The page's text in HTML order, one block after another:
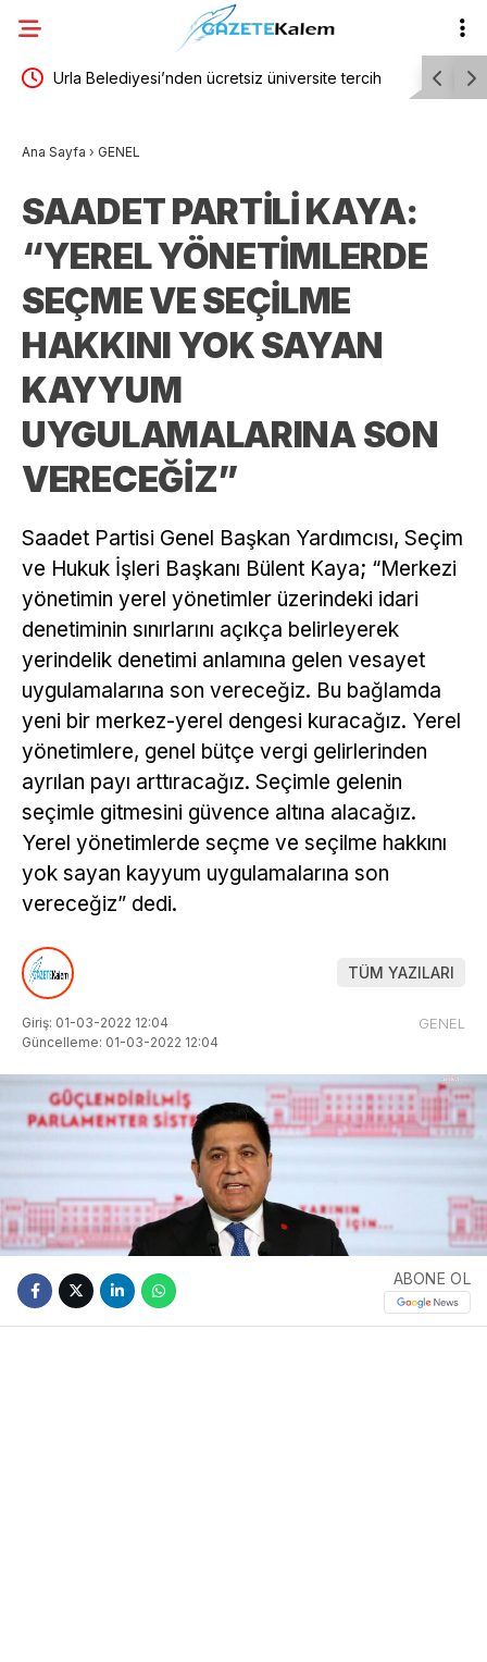
Urla Belediyesi’nden ücretsiz üniversite tercih Hayata
Ana Sayfa › GENEL
SAADET PARTİLİ KAYA:
“YEREL YÖNETİMLERDE
SEÇME VE SEÇİLME
HAKKINI YOK SAYAN
KAYYUM
UYGULAMALARINA SON
VERECEĞİZ”
Saadet Partisi Genel Başkan Yardımcısı, Seçim
ve Hukuk İşleri Başkanı Bülent Kaya; “Merkezi
yönetimin yerel yönetimler üzerindeki idari
denetiminin sınırlarını açıkça belirleyerek
yerindelik denetimi anlamına gelen vesayet
uygulamalarına son vereceğiz. Bu bağlamda
yeni bir merkez-yerel dengesi kuracağız. Yerel
yönetimlere, genel bütçe vergi gelirlerinden
ayrılan payı arttıracağız. Seçimle gelenin
seçimle gitmesini güvence altına alacağız.
Yerel yönetimlerde seçme ve seçilme hakkını
yok sayan kayyum uygulamalarına son
vereceğiz” dedi.
TÜM YAZILARI
Giriş: 01-03-2022 12:04
Güncelleme: 01-03-2022 12:04
GENEL
ABONE OL